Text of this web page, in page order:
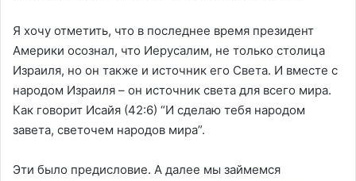
Я хочу отметить, что в последнее время президент
Америки осознал, что Иерусалим, не только столица
Израиля, но он также и источник его Света. И вместе с
народом Израиля – он источник света для всего мира.
Как говорит Исайя (42:6) “И сделаю тебя народом
завета, светочем народов мира”.
Эти было предисловие. А далее мы займемся